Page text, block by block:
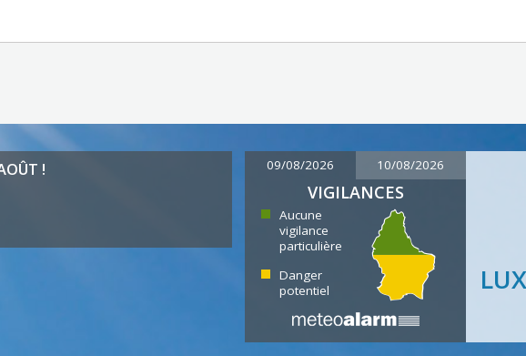
! 09/08/2026 10/08/2026
VIGILANCES
Aucune
vigilance
particulière
Danger
potentiel